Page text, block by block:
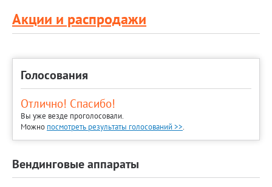
Акции и распродажи
Голосования
Отлично! Спасибо!
Вы уже везде проголосовали.
Можно посмотреть результаты голосований >>.
Вендинговые аппараты